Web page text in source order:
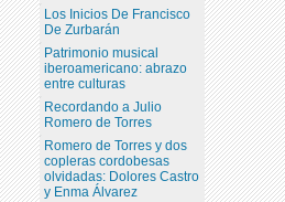
Los Inicios De Francisco
De Zurbarán
Patrimonio musical
iberoamericano: abrazo
entre culturas
Recordando a Julio
Romero de Torres
Romero de Torres y dos
copleras cordobesas
olvidadas: Dolores Castro
y Enma Álvarez